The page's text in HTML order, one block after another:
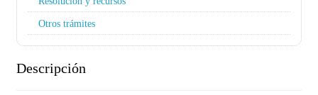
Otros trámites
Descripción